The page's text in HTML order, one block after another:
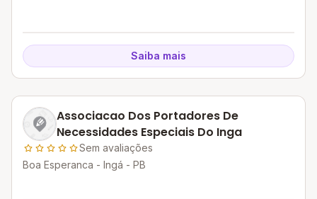
Saiba mais
Associacao Dos Portadores De
Necessidades Especiais Do Inga
Sem avaliações
Boa Esperanca - Ingá - PB